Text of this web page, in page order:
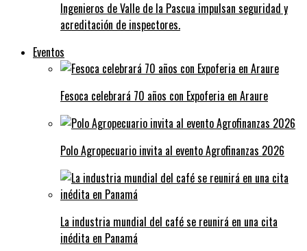
Ingenieros de Valle de la Pascua impulsan seguridad y
acreditación de inspectores.
Eventos
Fesoca celebrará 70 años con Expoferia en Araure
Polo Agropecuario invita al evento Agrofinanzas 2026
La industria mundial del café se reunirá en una cita
inédita en Panamá